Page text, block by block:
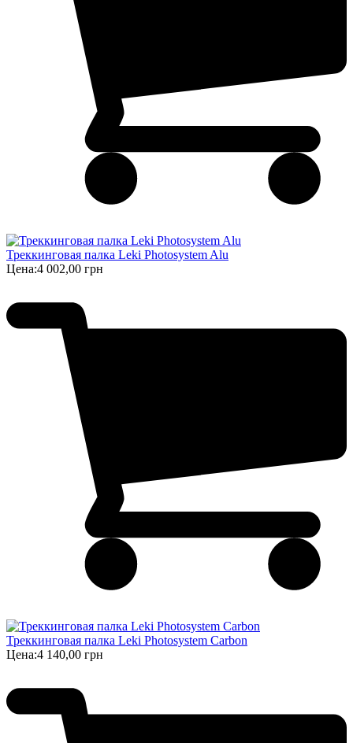
Треккинговая палка Leki Photosystem Alu
Цена:4 002,00 грн
Треккинговая палка Leki Photosystem Carbon
Цена:4 140,00 грн